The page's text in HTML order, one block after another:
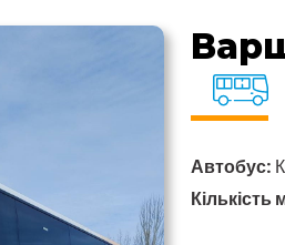
Автобус:
Кількість